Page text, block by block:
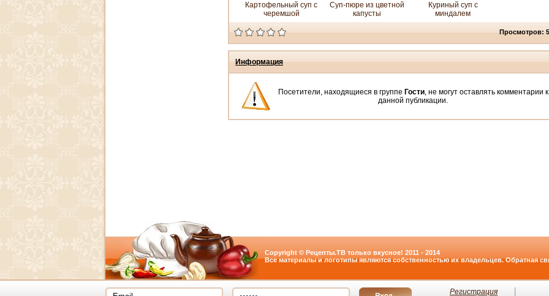
Картофельный суп с
черемшой
Суп-пюре из цветной
капусты
Куриный суп с
миндалем
Просмотров:
Информация
Посетители, находящиеся в группе Гости, не могут оставлять комментарии к
данной публикации.
Copyright © Рецепты.ТВ только вкусное! 2011 - 2014
Все материалы и логотипы являются собственностью их владельцев. Обратная
Регистрация